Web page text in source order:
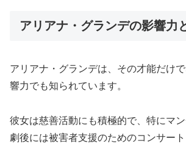
アリアナ・グランデの影響力
アリアナ・グランデは、その才能だけ
響力でも知られています。
彼女は慈善活動にも積極的で、特にマ
劇後には被害者支援のためのコンサート